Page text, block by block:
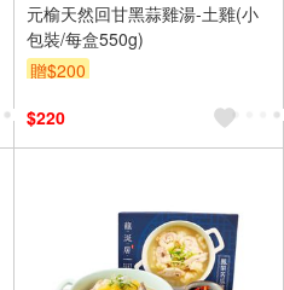
元榆天然回甘黑蒜雞湯-土雞(小
包裝/每盒550g)
贈$200
$220